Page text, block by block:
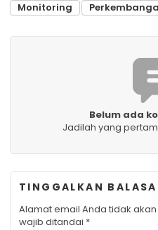
Monitoring
Belum ada
Jadilah yang
TINGGALKAN
Alamat email Anda tidak
wajib ditandai *